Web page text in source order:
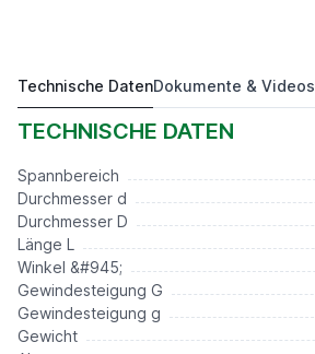
5C 385E 3,5 mm
Preis auf Anfrage*
Technische DatenDokumente & Videos
TECHNISCHE DATEN
Spannbereich
Durchmesser d
Durchmesser D
Länge L
Winkel &#945;
Gewindesteigung G
Gewindesteigung g
Gewicht